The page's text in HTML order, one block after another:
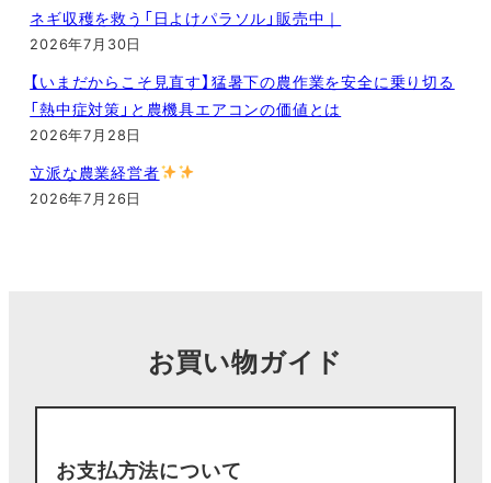
ネギ収穫を救う「日よけパラソル」販売中｜
2026年7月30日
【いまだからこそ見直す】猛暑下の農作業を安全に乗り切る
「熱中症対策」と農機具エアコンの価値とは
2026年7月28日
立派な農業経営者
2026年7月26日
お買い物ガイド
お支払方法について